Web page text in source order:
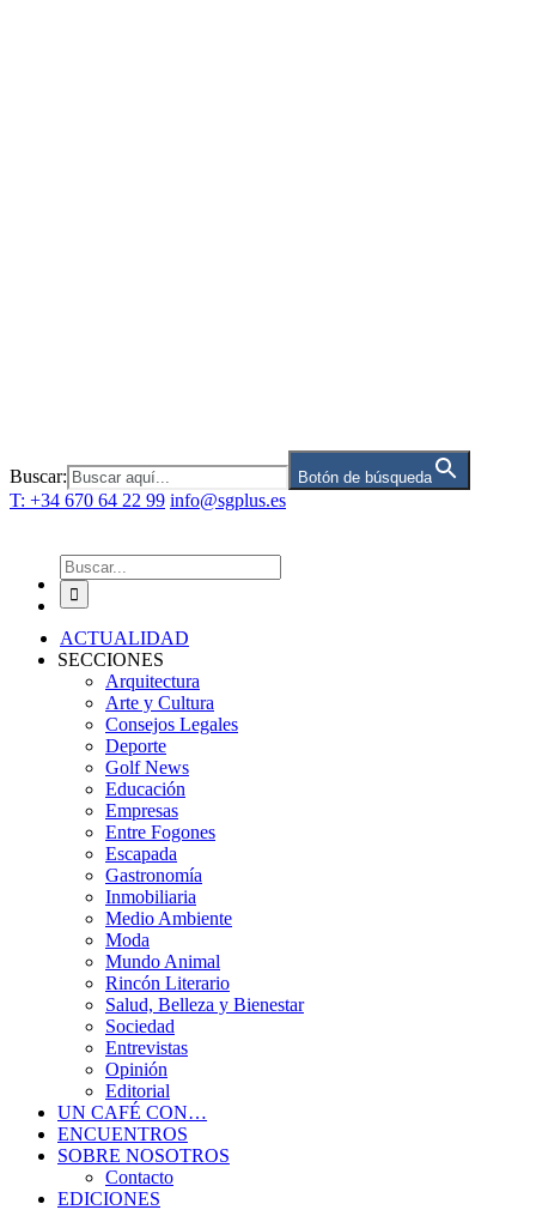
Buscar: Botón de búsqueda
T: +34 670 64 22 99 info@sgplus.es
Buscar:
ACTUALIDAD
SECCIONES
Arquitectura
Arte y Cultura
Consejos Legales
Deporte
Golf News
Educación
Empresas
Entre Fogones
Escapada
Gastronomía
Inmobiliaria
Medio Ambiente
Moda
Mundo Animal
Rincón Literario
Salud, Belleza y Bienestar
Sociedad
Entrevistas
Opinión
Editorial
UN CAFÉ CON…
ENCUENTROS
SOBRE NOSOTROS
Contacto
EDICIONES